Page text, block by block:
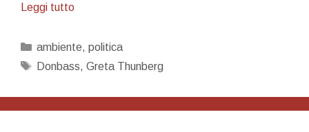
Leggi tuttoDistruggi
non
il
Categorie
ambiente, politica
Tag
Donbass, Greta Thunberg